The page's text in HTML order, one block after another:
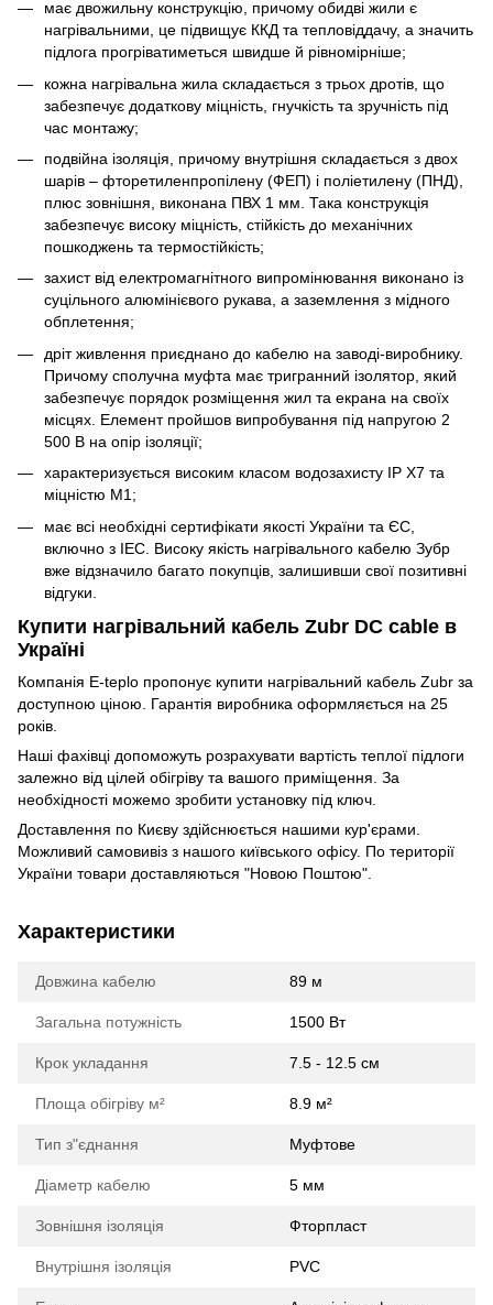
має двожильну конструкцію, причому обидві жили є
нагрівальними, це підвищує ККД та тепловіддачу, а значить
підлога прогріватиметься швидше й рівномірніше;
кожна нагрівальна жила складається з трьох дротів, що
забезпечує додаткову міцність, гнучкість та зручність під
час монтажу;
подвійна ізоляція, причому внутрішня складається з двох
шарів – фторетиленпропілену (ФЕП) і поліетилену (ПНД),
плюс зовнішня, виконана ПВХ 1 мм. Така конструкція
забезпечує високу міцність, стійкість до механічних
пошкоджень та термостійкість;
захист від електромагнітного випромінювання виконано із
суцільного алюмінієвого рукава, а заземлення з мідного
обплетення;
дріт живлення приєднано до кабелю на заводі-виробнику.
Причому сполучна муфта має тригранний ізолятор, який
забезпечує порядок розміщення жил та екрана на своїх
місцях. Елемент пройшов випробування під напругою 2
500 В на опір ізоляції;
характеризується високим класом водозахисту IP X7 та
міцністю М1;
має всі необхідні сертифікати якості України та ЄС,
включно з IEC. Високу якість нагрівального кабелю Зубр
вже відзначило багато покупців, залишивши свої позитивні
відгуки.
Купити нагрівальний кабель Zubr DC cable в
Україні
Компанія E-teplo пропонує купити нагрівальний кабель Zubr за
доступною ціною. Гарантія виробника оформляється на 25
років.
Наші фахівці допоможуть розрахувати вартість теплої підлоги
залежно від цілей обігріву та вашого приміщення. За
необхідності можемо зробити установку під ключ.
Доставлення по Києву здійснюється нашими кур'єрами.
Можливий самовивіз з нашого київського офісу. По території
України товари доставляються "Новою Поштою".
Характеристики
Довжина кабелю 89 м
Загальна потужність 1500 Вт
Крок укладання 7.5 - 12.5 см
Площа обігріву м² 8.9 м²
Тип з"єднання Муфтове
Діаметр кабелю 5 мм
Зовнішня ізоляція Фторпласт
Внутрішня ізоляція PVC